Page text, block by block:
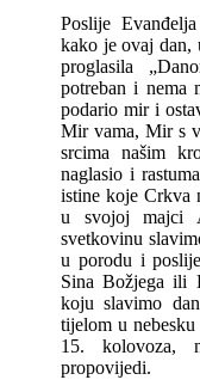
Poslije
kako je ovaj dan,
proglasila
potreban i nema
podario mir i
Mir vama, Mir s
srcima našim
naglasio i
istine koje Crkva
u svojoj majci
svetkovinu
u porodu i
Sina Božjega ili
koju slavimo
tijelom u
15. kolovoza,
propovijedi.